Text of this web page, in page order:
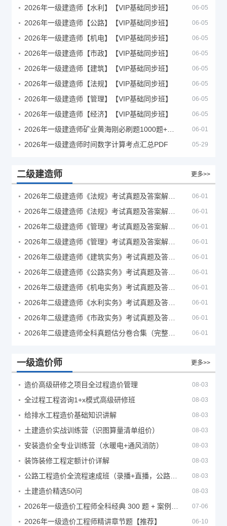
2026年一级建造师【水利】【VIP基础同步班】 06-05
2026年一级建造师【公路】【VIP基础同步班】 06-05
2026年一级建造师【机电】【VIP基础同步班】 06-05
2026年一级建造师【市政】【VIP基础同步班】 06-05
2026年一级建造师【建筑】【VIP基础同步班】 06-05
2026年一级建造师【法规】【VIP基础同步班】 06-05
2026年一级建造师【管理】【VIP基础同步班】 06-05
2026年一级建造师【经济】【VIP基础同步班】 06-05
06-01
2026年一级建造师时间数字计算考点汇总PDF 05-29
二级建造师 更多>>
06-01
06-01
06-01
06-01
06-01
06-01
06-01
06-01
06-01
06-01
一级造价师 更多>>
造价高级研修之项目全过程造价管理 08-03
全过程工程咨询1+x模式高级研修班 08-03
给排水工程造价基础知识讲解 08-03
土建造价实战训练营（识图算量清单组价） 08-03
安装造价全专业训练营（水暖电+通风消防） 08-03
装饰装修工程定额计价详解 08-03
08-03
土建造价精选50问 08-03
07-06
2026年一级造价工程师精讲章节题【推荐】 06-10